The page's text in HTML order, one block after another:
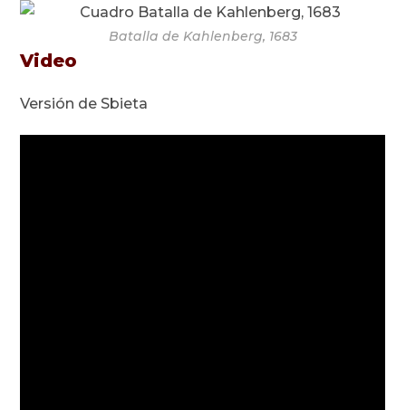
Batalla de Kahlenberg, 1683
Video
Versión de Sbieta